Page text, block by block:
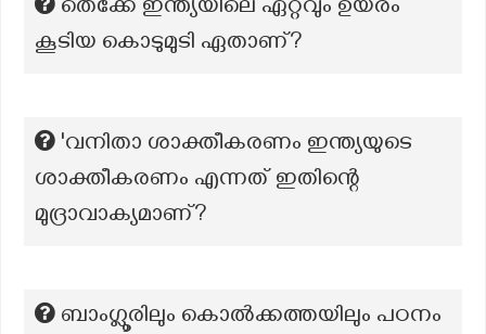
തെക്കേ ഇന്ത്യയിലെ ഏറ്റവും ഉയരം
കൂടിയ കൊടുമുടി ഏതാണ്?
'വനിതാ ശാക്തീകരണം ഇന്ത്യയുടെ
ശാക്തീകരണം എന്നത് ഇതിന്റെ
മുദ്രാവാക്യമാണ്?
ബാംഗ്ലൂരിലും കൊൽക്കത്തയിലും പഠനം